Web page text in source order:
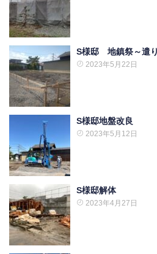
S様邸 地鎮祭～遣
2023年5月22日
S様邸地盤改良
2023年5月12日
S様邸解体
2023年4月27日